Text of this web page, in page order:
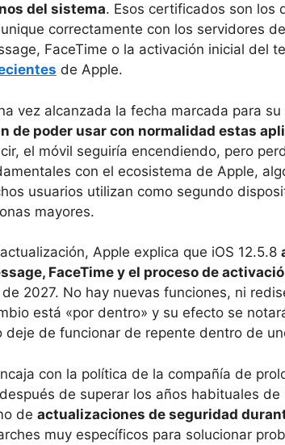
del sistema. Esos certificados son los
correctamente con los servidores
FaceTime o la activación inicial del
de Apple.
vez alcanzada la fecha marcada para
de poder usar con normalidad estas
el móvil seguiría encendiendo, pero
con el ecosistema de Apple,
usuarios utilizan como segundo
mayores.
Apple explica que iOS 12.5.8
FaceTime y el proceso de
2027. No hay nuevas funciones, ni
está «por dentro» y su efecto se
deje de funcionar de repente dentro de
con la política de la compañía de
de superar los años habituales
de actualizaciones de seguridad
muy específicos para solucionar